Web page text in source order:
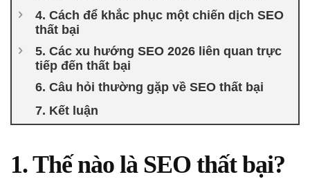
4. Cách để khắc phục một chiến dịch SEO
thất bại
5. Các xu hướng SEO 2026 liên quan trực
tiếp đến thất bại
6. Câu hỏi thường gặp về SEO thất bại
7. Kết luận
1. Thế nào là SEO thất bại?